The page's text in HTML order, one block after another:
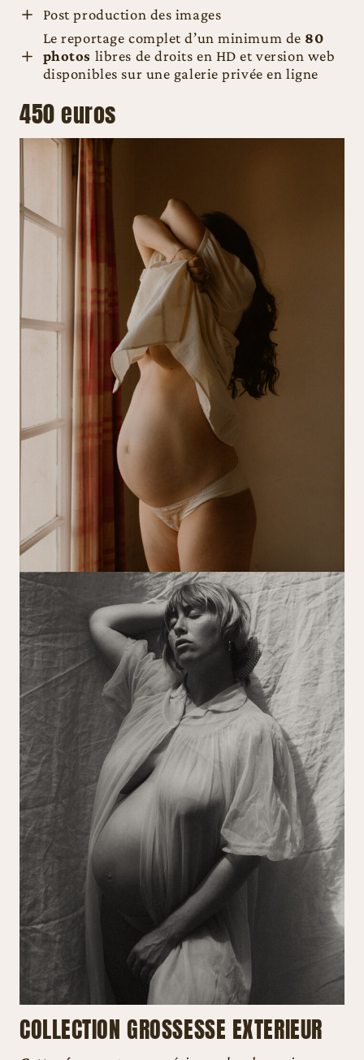
Post production des images
Le reportage complet d’un minimum de 80
photos libres de droits en HD et version web
disponibles sur une galerie privée en ligne
450 euros
COLLECTION GROSSESSE EXTERIEUR